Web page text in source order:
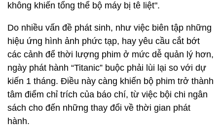
không khiến tổng thể bộ máy bị tê liệt".
Do nhiều vấn đề phát sinh, như việc biên tập những
hiệu ứng hình ảnh phức tạp, hay yêu cầu cắt bớt
các cảnh để thời lượng phim ở mức dễ quản lý hơn,
ngày phát hành “Titanic” buộc phải lùi lại so với dự
kiến 1 tháng. Điều này càng khiến bộ phim trở thành
tâm điểm chỉ trích của báo chí, từ việc bội chi ngân
sách cho đến những thay đổi về thời gian phát
hành.